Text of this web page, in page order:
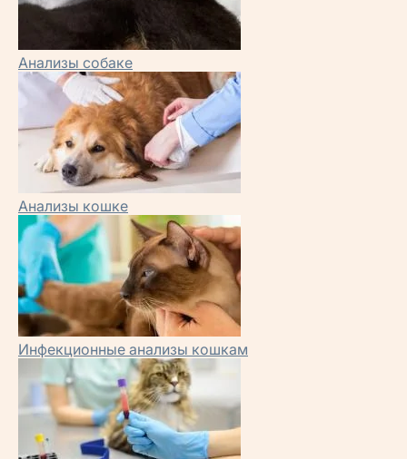
Анализы собаке
Анализы кошке
Инфекционные анализы кошкам